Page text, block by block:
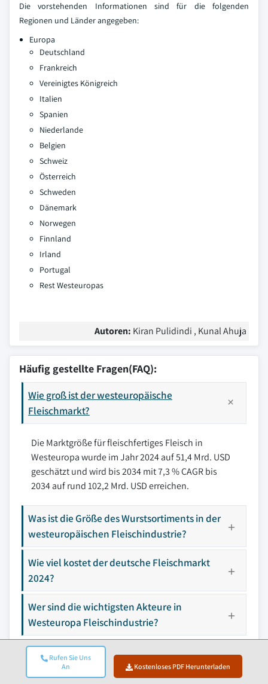
Rufen Sie Uns
An
Kostenloses PDF Herunterladen
Die vorstehenden Informationen sind für die folgenden
Regionen und Länder angegeben:
Europa
Deutschland
Frankreich
Vereinigtes Königreich
Italien
Spanien
Niederlande
Belgien
Schweiz
Österreich
Schweden
Dänemark
Norwegen
Finnland
Irland
Portugal
Rest Westeuropas
Autoren: Kiran Pulidindi , Kunal Ahuja
Häufig gestellte Fragen(FAQ):
Wie groß ist der westeuropäische
Fleischmarkt?
Die Marktgröße für fleischfertiges Fleisch in
Westeuropa wurde im Jahr 2024 auf 51,4 Mrd. USD
geschätzt und wird bis 2034 mit 7,3 % CAGR bis
2034 auf rund 102,2 Mrd. USD erreichen.
Was ist die Größe des Wurstsortiments in der
westeuropäischen Fleischindustrie?
Wie viel kostet der deutsche Fleischmarkt
2024?
Wer sind die wichtigsten Akteure in
Westeuropa Fleischindustrie?
Forschungsmethodik, Datenquellen Und